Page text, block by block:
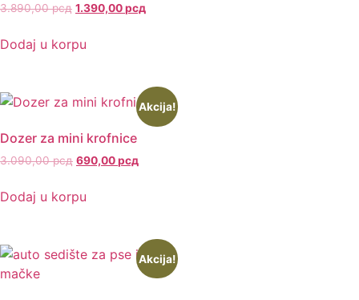
3.890,00рсд 1.390,00рсд
Dodaj u korpu
Akcija!
Dozer za mini krofnice
3.090,00рсд 690,00рсд
Dodaj u korpu
Akcija!